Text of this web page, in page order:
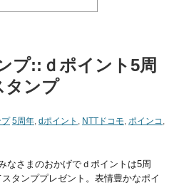
プ::ｄポイント5周
タンプ
5周年, dポイント , NTTドコモ, ポインコ ,
なさまのおかげでｄポイントは5周
タンププレゼント。表情豊かなポイ